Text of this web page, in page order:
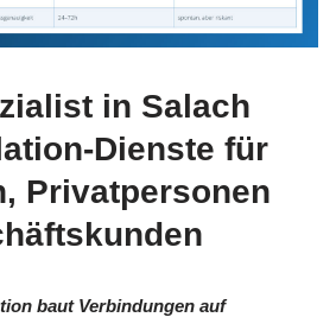
in Salach
Dienste für
Privatpersonen
baut Verbindungen auf